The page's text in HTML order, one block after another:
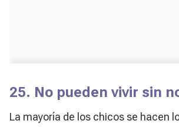
25. No pueden vivir sin
La mayoría de los chicos se hacen